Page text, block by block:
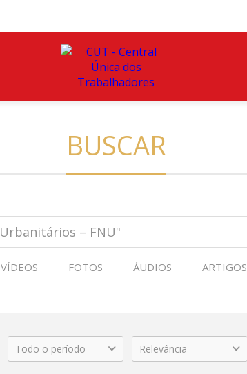
BUSCAR
VÍDEOS FOTOS ÁUDIOS ARTIGOS
Todo o período Relevância